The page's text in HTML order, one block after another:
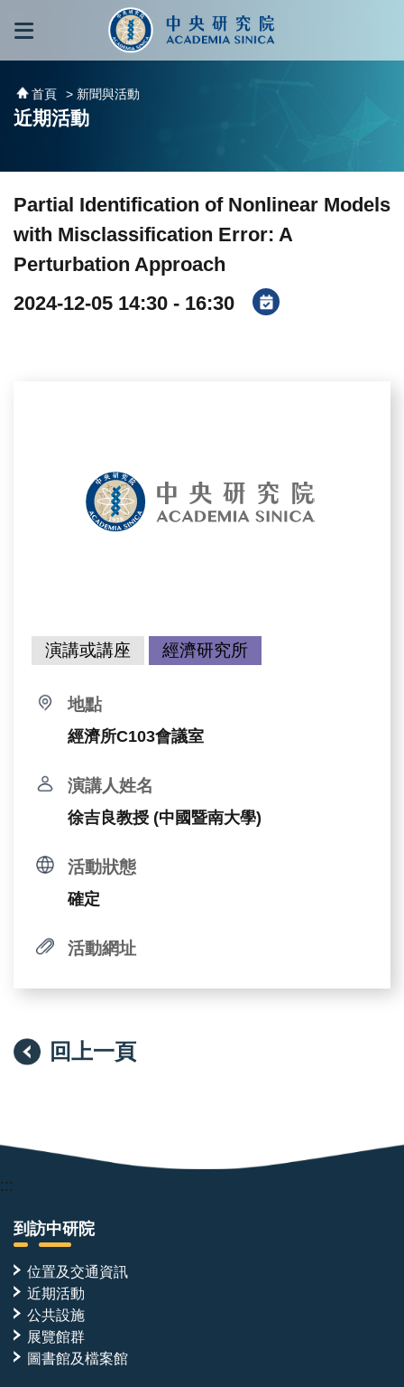
跳到主要內容區塊
首頁 > 新聞與活動
近期活動
演講或講座 經濟研究所
地點
經濟所C103會議室
演講人姓名
徐吉良教授 (中國暨南大學)
活動狀態
確定
活動網址
Partial Identification of Nonlinear Models
with Misclassification Error: A
Perturbation Approach
2024-12-05 14:30 - 16:30
回上一頁
:::
到訪中研院
位置及交通資訊
近期活動
公共設施
展覽館群
圖書館及檔案館